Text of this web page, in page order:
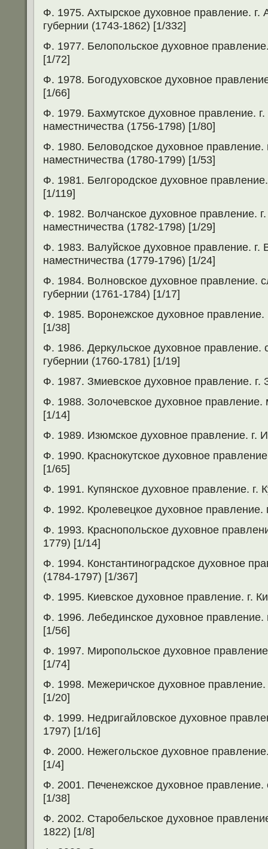
Ф. 1975. Ахтырское духовное правление. г.
губернии (1743-1862) [1/332]
Ф. 1977. Белопольское духовное
[1/72]
Ф. 1978. Богодуховское духовное
[1/66]
Ф. 1979. Бахмутское духовное правление.
наместничества (1756-1798) [1/80]
Ф. 1980. Беловодское духовное правление.
наместничества (1780-1799) [1/53]
Ф. 1981. Белгородское духовное
[1/119]
Ф. 1982. Волчанское духовное правление.
наместничества (1782-1798) [1/29]
Ф. 1983. Валуйское духовное правление. г.
наместничества (1779-1796) [1/24]
Ф. 1984. Волновское духовное правление.
губернии (1761-1784) [1/17]
Ф. 1985. Воронежское духовное
[1/38]
Ф. 1986. Деркульское духовное правление.
губернии (1760-1781) [1/19]
Ф. 1987. Змиевское духовное правление. г.
Ф. 1988. Золочевское духовное
[1/14]
Ф. 1989. Изюмское духовное правление. г.
Ф. 1990. Краснокутское духовное
[1/65]
Ф. 1991. Купянское духовное правление. г.
Ф. 1992. Кролевецкое духовное правление.
Ф. 1993. Краснопольское духовное
1779) [1/14]
Ф. 1994. Константиноградское духовное
(1784-1797) [1/367]
Ф. 1995. Киевское духовное правление. г.
Ф. 1996. Лебединское духовное правление.
[1/56]
Ф. 1997. Миропольское духовное
[1/74]
Ф. 1998. Межеричское духовное
[1/20]
Ф. 1999. Недригайловское духовное
1797) [1/16]
Ф. 2000. Нежегольское духовное
[1/4]
Ф. 2001. Печенежское духовное правление.
[1/38]
Ф. 2002. Старобельское духовное
1822) [1/8]